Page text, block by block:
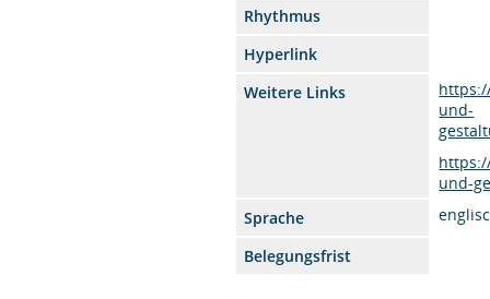
Rhythmus
Hyperlink
Weitere Links
und-
und-
Sprache
Belegungsfrist